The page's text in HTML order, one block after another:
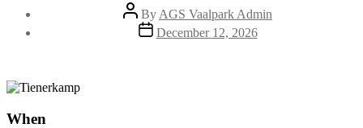
Post
author
By AGS Vaalpark Admin
Post
date
December 12, 2026
When